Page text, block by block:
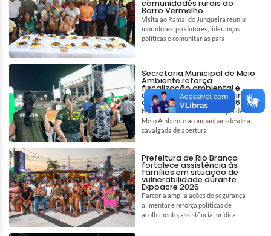
comunidades rurais do
Barro Vermelho
Visita ao Ramal do Junqueira reuniu
moradores, produtores, lideranças
políticas e comunitárias para
Secretaria Municipal de Meio
Ambiente reforça
fiscalização ambiental e
ações de bem-estar animal
durante a Expoacre 2026
Equipes da Secretaria Municipal de
Meio Ambiente acompanham desde a
cavalgada de abertura
Prefeitura de Rio Branco
fortalece assistência às
famílias em situação de
vulnerabilidade durante
Expoacre 2026
Parceria amplia ações de segurança
alimentar e reforça políticas de
acolhimento, assistência jurídica